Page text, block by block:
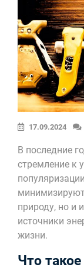
17.09.2024
В последние
стремление к
минимизируют
природу, но и
источники
жизни.
Что